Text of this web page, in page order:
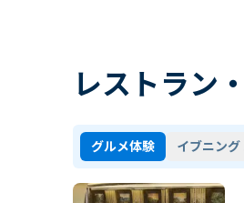
レストラン
グルメ体験 イブニン